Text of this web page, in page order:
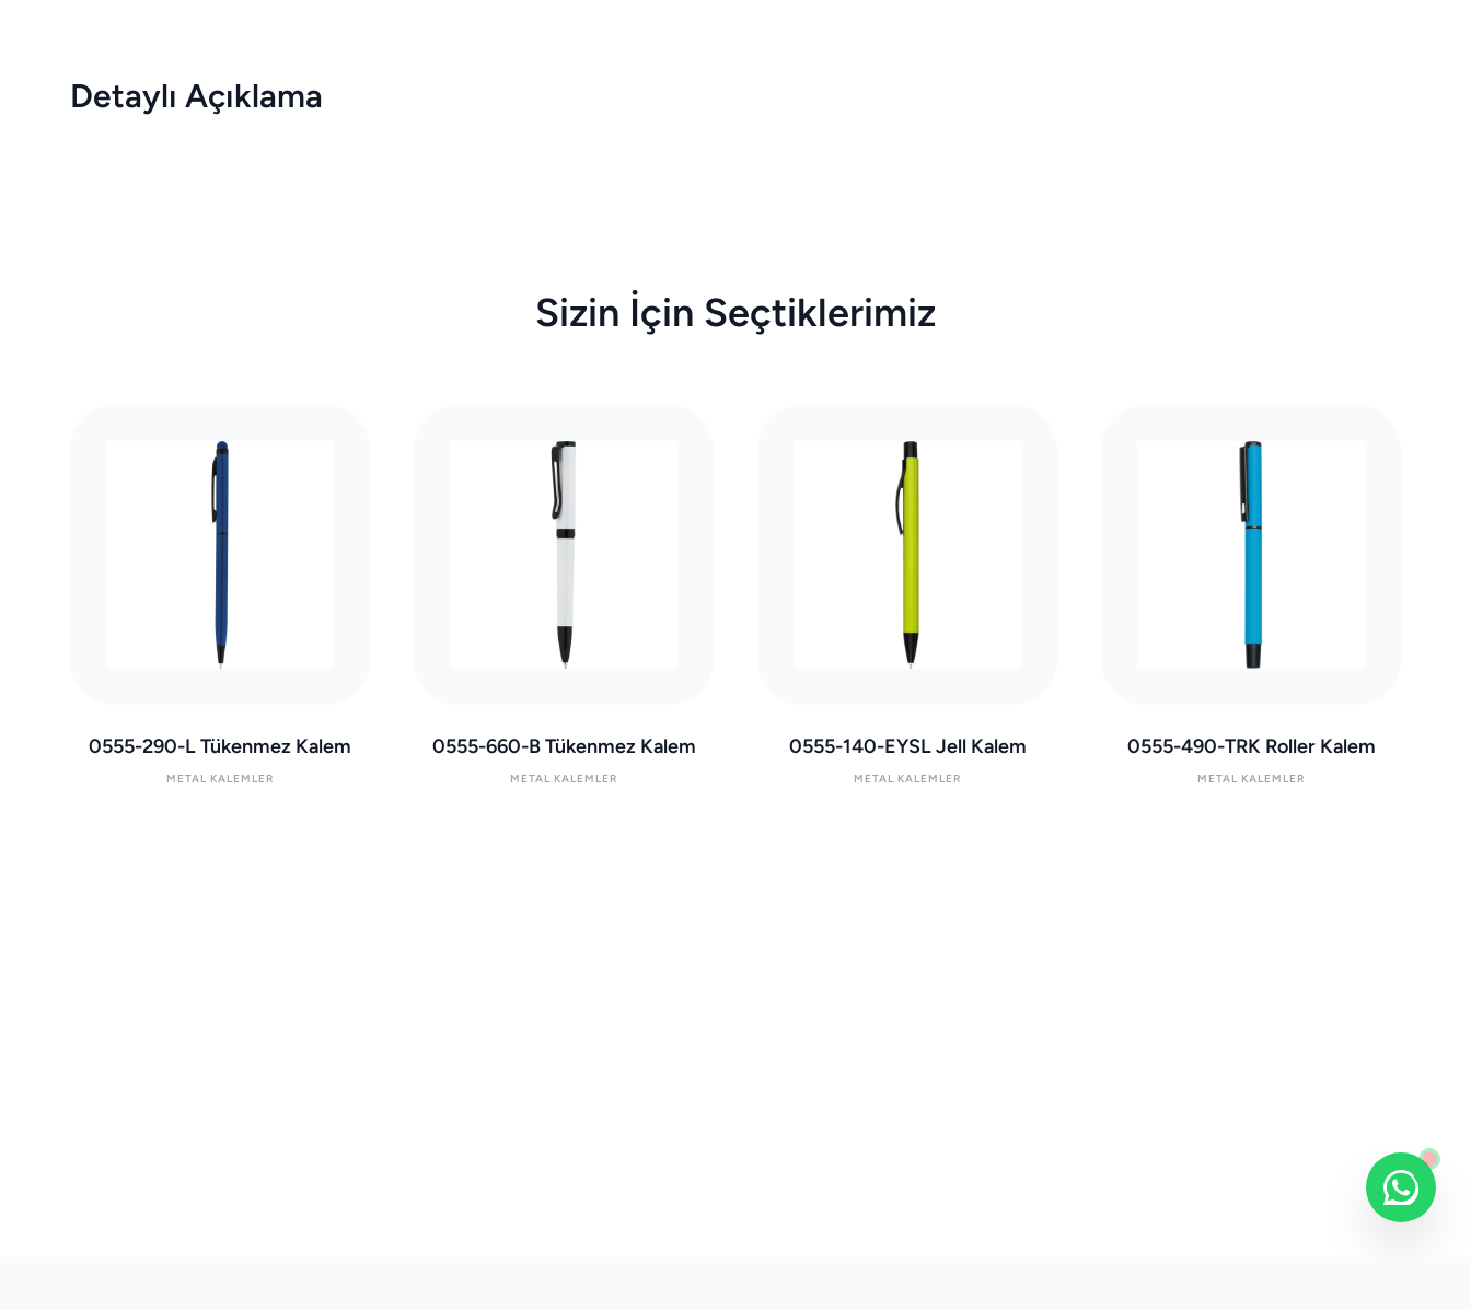
Detaylı Açıklama
Sizin İçin Seçtiklerimiz
0555-290-L Tükenmez Kalem
METAL KALEMLER
0555-660-B Tükenmez Kalem
METAL KALEMLER
0555-140-EYSL Jell Kalem
METAL KALEMLER
0555-490-TRK Roller Kalem
METAL KALEMLER